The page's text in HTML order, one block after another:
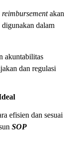
reimbursement akan
dalam
akuntabilitas
dan regulasi
efisien dan sesuai
SOP